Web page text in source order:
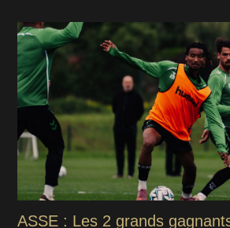
ASSE : Les 2 grands